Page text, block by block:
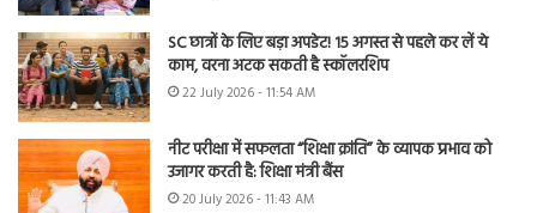
SC छात्रों के लिए बड़ा अपडेट! 15 अगस्त से पहले कर लें ये
काम, वरना अटक सकती है स्कॉलरशिप
22 July 2026 - 11:54 AM
नीट परीक्षा में सफलता “शिक्षा क्रांति” के व्यापक प्रभाव को
उजागर करती है: शिक्षा मंत्री बैंस
20 July 2026 - 11:43 AM